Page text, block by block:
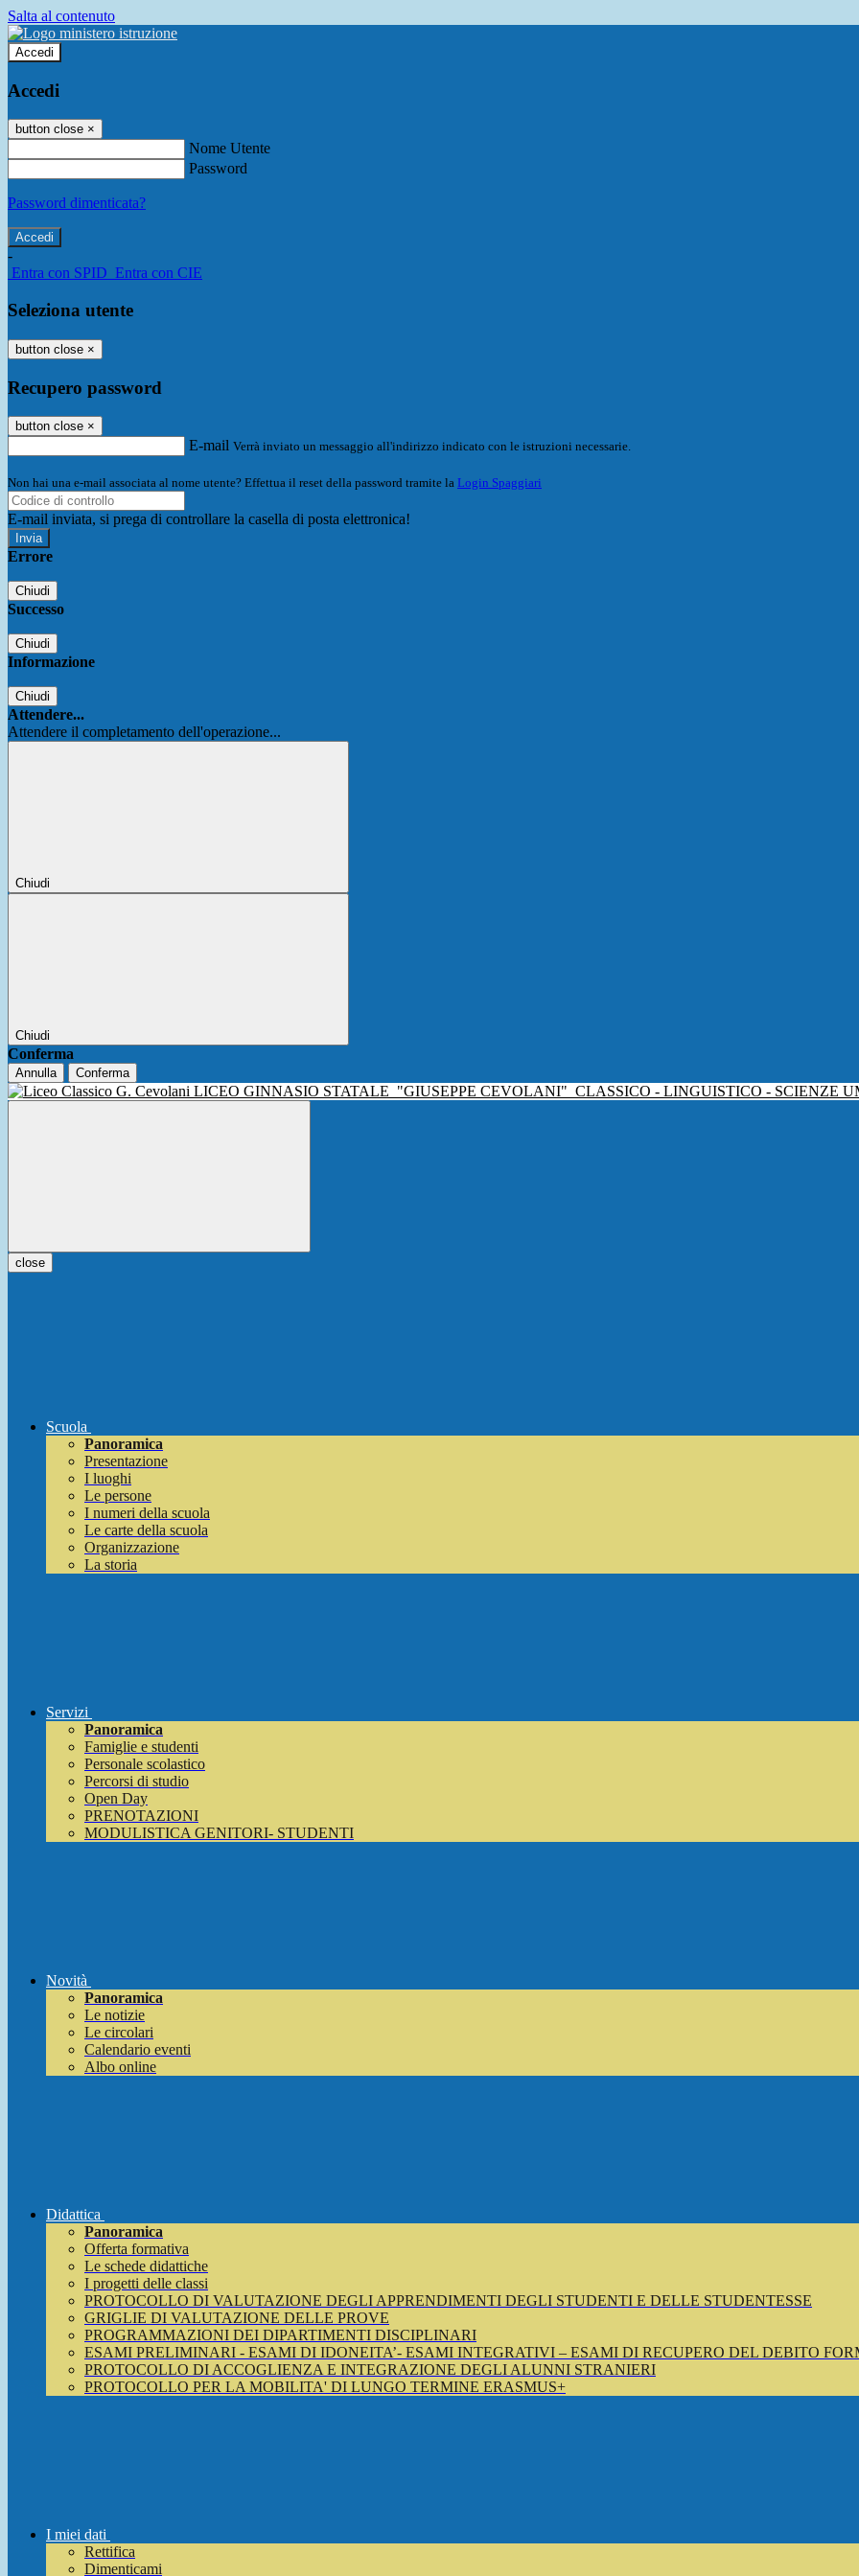
Salta al contenuto
Accedi
Accedi
button close ×
Nome Utente
Password
Password dimenticata?
-
Entra con SPID Entra con CIE
Seleziona utente
button close ×
Recupero password
button close ×
E-mail Verrà inviato un messaggio all'indirizzo indicato con le istruzioni necessarie.
Non hai una e-mail associata al nome utente? Effettua il reset della password tramite la Login Spaggiari
E-mail inviata, si prega di controllare la casella di posta elettronica!
Errore
Chiudi
Successo
Chiudi
Informazione
Chiudi
Attendere...
Attendere il completamento dell'operazione...
Chiudi
Chiudi
Conferma
Annulla Conferma
LICEO GINNASIO STATALE "GIUSEPPE CEVOLANI" CLASSICO - LINGUISTICO - SCIENZE
close
Scuola
Panoramica
Presentazione
I luoghi
Le persone
I numeri della scuola
Le carte della scuola
Organizzazione
La storia
Servizi
Panoramica
Famiglie e studenti
Personale scolastico
Percorsi di studio
Open Day
PRENOTAZIONI
MODULISTICA GENITORI- STUDENTI
Novità
Panoramica
Le notizie
Le circolari
Calendario eventi
Albo online
Didattica
Panoramica
Offerta formativa
Le schede didattiche
I progetti delle classi
PROTOCOLLO DI VALUTAZIONE DEGLI APPRENDIMENTI DEGLI STUDENTI E DELLE STUDENTESSE
GRIGLIE DI VALUTAZIONE DELLE PROVE
PROGRAMMAZIONI DEI DIPARTIMENTI DISCIPLINARI
ESAMI PRELIMINARI - ESAMI DI IDONEITA’- ESAMI INTEGRATIVI – ESAMI DI RECUPERO DEL DEBITO
PROTOCOLLO DI ACCOGLIENZA E INTEGRAZIONE DEGLI ALUNNI STRANIERI
PROTOCOLLO PER LA MOBILITA' DI LUNGO TERMINE ERASMUS+
I miei dati
Rettifica
Dimenticami